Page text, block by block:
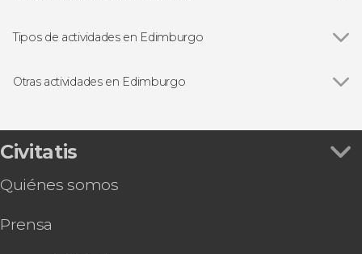
Castillo de Edimburgo
Palacio de Holyrood
Tipos de actividades en Edimburgo
Free tours en Edimburgo
Gastronomía en Edimburgo
Otras actividades en Edimburgo
Ruta de Outlander por Escocia
Free tour de los fantasmas de Edimburgo
Tour de 2 días por las Highlands y la isla de Skye
Autobús turístico de Edimburgo, Big Bus
Civitatis
Quiénes somos
Prensa